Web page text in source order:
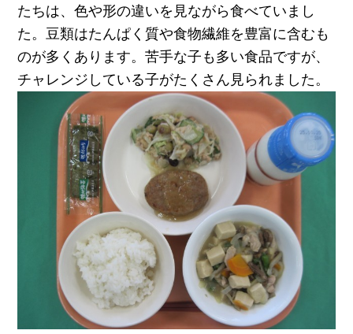
たちは、色や形の違いを見ながら食べていまし
た。豆類はたんぱく質や食物繊維を豊富に含むも
のが多くあります。苦手な子も多い食品ですが、
チャレンジしている子がたくさん見られました。